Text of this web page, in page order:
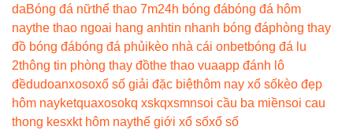
daBóng đá nữthể thao 7m24h bóng đábóng đá hôm
naythe thao ngoai hang anhtin nhanh bóng đáphòng thay
đồ bóng đábóng đá phủikèo nhà cái onbetbóng đá lu
2thông tin phòng thay đồthe thao vuaapp đánh lô
đềdudoanxosoxổ số giải đặc biệthôm nay xổ sốkèo đẹp
hôm nayketquaxosokq xskqxsmnsoi cầu ba miềnsoi cau
thong kesxkt hôm naythế giới xổ sốxổ số